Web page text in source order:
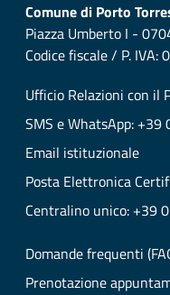
Comune di Porto
Piazza Umberto I -
Codice fiscale / P. IVA:
Ufficio Relazioni con il
SMS e WhatsApp:
Email istituzionale
Posta Elettronica
Centralino unico: +39
Domande frequenti
Prenotazione